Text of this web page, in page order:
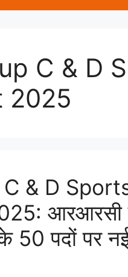
C & D
2025
C & D
आरआरसी
50 पदों पर नई